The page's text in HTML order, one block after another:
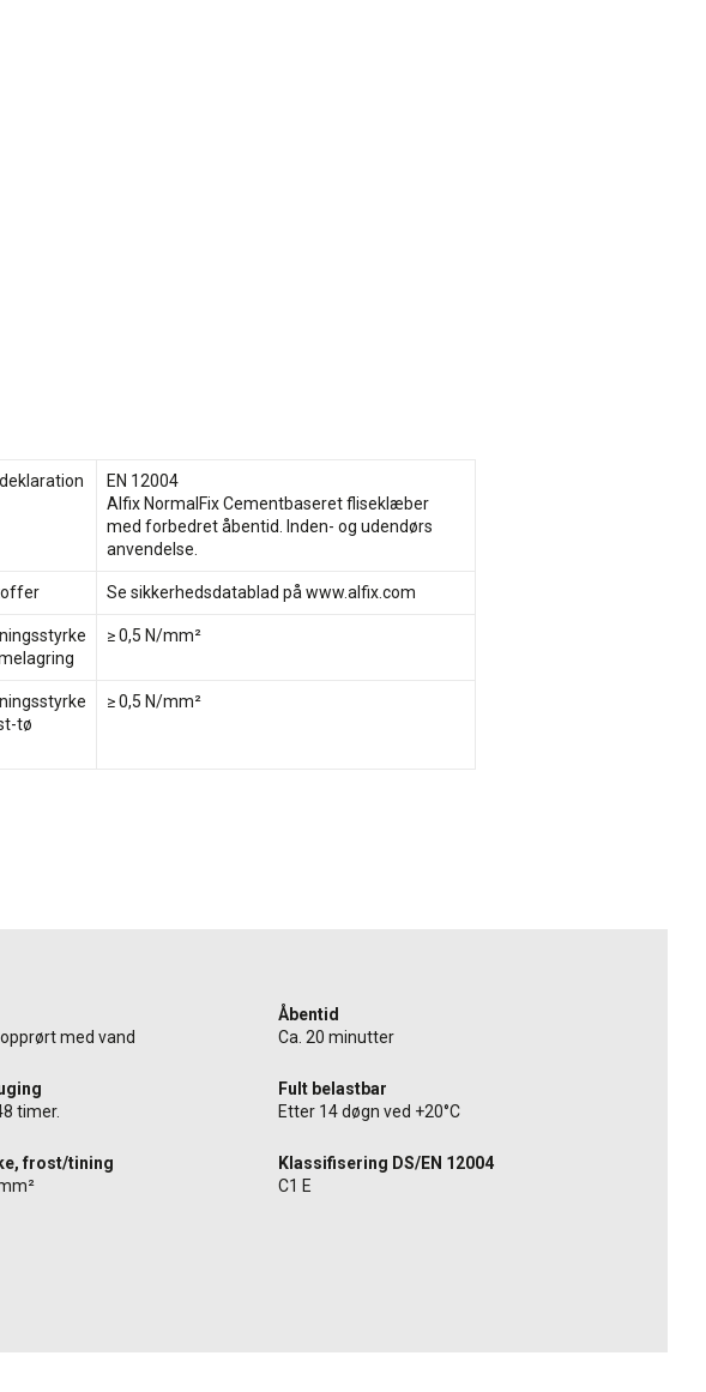
EN 12004
Alfix NormalFix Cementbaseret fliseklæber
med forbedret åbentid. Inden- og udendørs
anvendelse.
Se sikkerhedsdatablad på www.alfix.com
≥ 0,5 N/mm²
tø
≥ 0,5 N/mm²
med vand
Åbentid
Ca. 20 minutter
timer.
Fult belastbar
Etter 14 døgn ved +20°C
frost/tining
Klassifisering DS/EN 12004
C1 E